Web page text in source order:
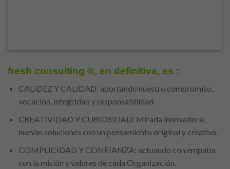
fresh consulting ®, en definitiva, es :
CALIDEZ Y CALIDAD: aportando nuestro compromiso,
vocación, integridad y responsabilidad.
CREATIVIDAD Y CURIOSIDAD: Mirada innovadora,
nuevas soluciones con un pensamiento original y creativo.
COMPLICIDAD Y CONFIANZA: actuando con empatía
con la misión y valores de cada Organización.